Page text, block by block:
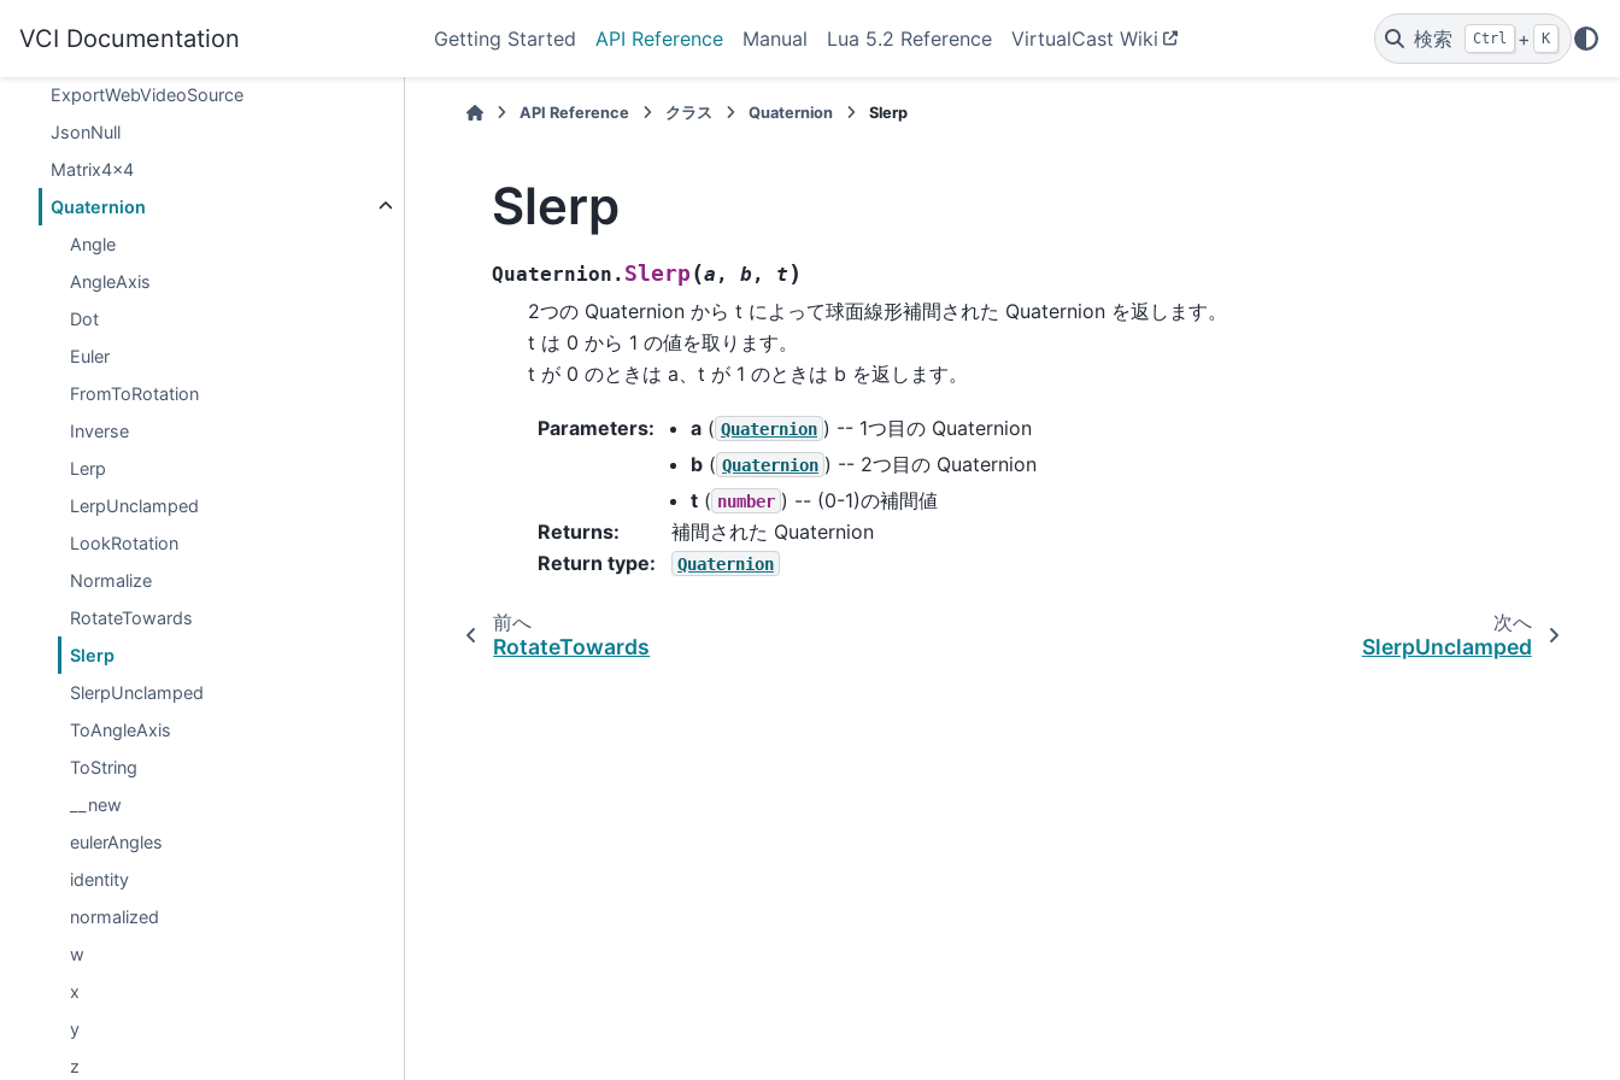
VCI Documentation Getting Started API Reference Manual Lua 5.2 Reference VirtualCast Wiki 検索 Ctrl + K
ExportWebVideoSource
JsonNull
Matrix4x4
Quaternion
Angle
AngleAxis
Dot
Euler
FromToRotation
Inverse
Lerp
LerpUnclamped
LookRotation
Normalize
RotateTowards
Slerp
SlerpUnclamped
ToAngleAxis
ToString
__new
eulerAngles
identity
normalized
w
x
y
z
API Reference クラス Quaternion Slerp
Slerp
Quaternion. Slerp (a , b , t )
2つの Quaternion から t によって球面線形補間された Quaternion を返します。
t は 0 から 1 の値を取ります。
t が 0 のときは a、t が 1 のときは b を返します。
Parameters: a ( Quaternion ) -- 1つ目の Quaternion
b ( Quaternion ) -- 2つ目の Quaternion
t ( number ) -- (0-1)の補間値
Returns:
補間された Quaternion
Return type: Quaternion
前へ
RotateTowards
次へ
SlerpUnclamped